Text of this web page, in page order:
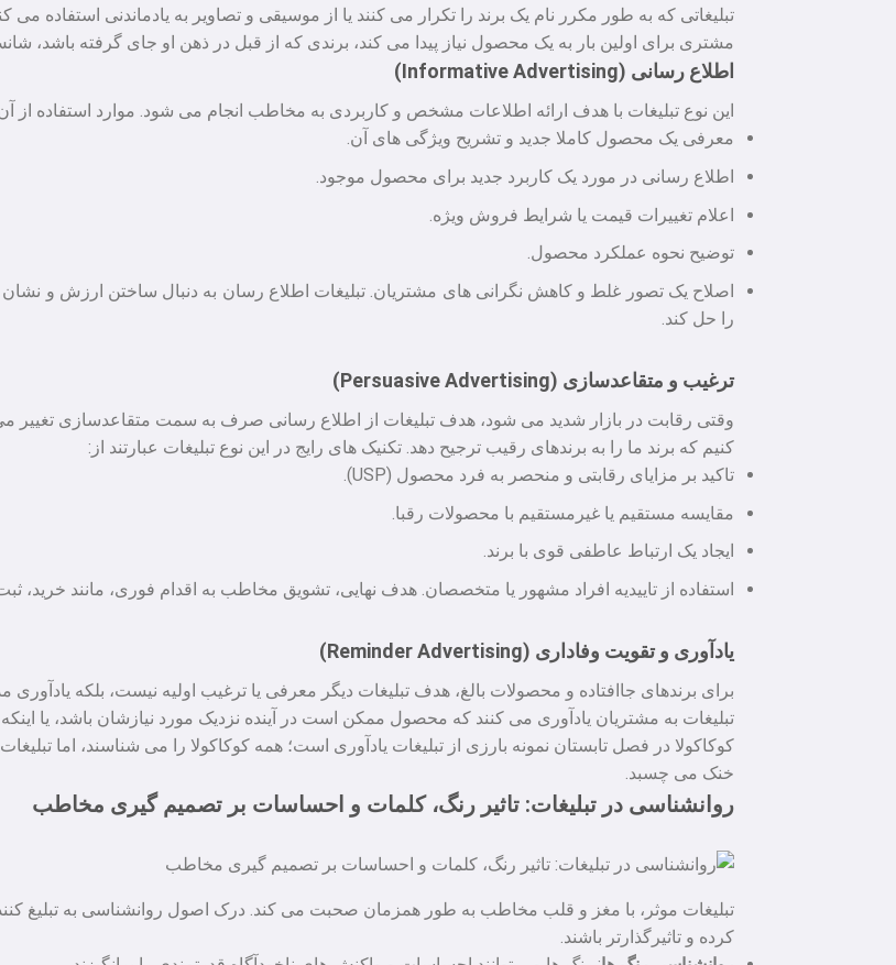
تبلیغاتی که به طور مکرر نام یک برند را تکرار می کنند یا از موسیقی و تصاویر به یادماندنی استفاده می
مشتری برای اولین بار به یک محصول نیاز پیدا می کند، برندی که از قبل در ذهن او جای گرفته باشد،
اطلاع رسانی (Informative Advertising)
این نوع تبلیغات با هدف ارائه اطلاعات مشخص و کاربردی به مخاطب انجام می شود. موارد استفاده از آن
معرفی یک محصول کاملا جدید و تشریح ویژگی های آن.
اطلاع رسانی در مورد یک کاربرد جدید برای محصول موجود.
اعلام تغییرات قیمت یا شرایط فروش ویژه.
توضیح نحوه عملکرد محصول.
اصلاح یک تصور غلط و کاهش نگرانی های مشتریان. تبلیغات اطلاع رسان به دنبال ساختن ارزش و
را حل کند.
ترغیب و متقاعدسازی (Persuasive Advertising)
وقتی رقابت در بازار شدید می شود، هدف تبلیغات از اطلاع رسانی صرف به سمت متقاعدسازی تغییر
کنیم که برند ما را به برندهای رقیب ترجیح دهد. تکنیک های رایج در این نوع تبلیغات عبارتند از:
تاکید بر مزایای رقابتی و منحصر به فرد محصول (USP).
مقایسه مستقیم یا غیرمستقیم با محصولات رقبا.
ایجاد یک ارتباط عاطفی قوی با برند.
استفاده از تاییدیه افراد مشهور یا متخصصان. هدف نهایی، تشویق مخاطب به اقدام فوری، مانند خرید،
یادآوری و تقویت وفاداری (Reminder Advertising)
برای برندهای جاافتاده و محصولات بالغ، هدف تبلیغات دیگر معرفی یا ترغیب اولیه نیست، بلکه
تبلیغات به مشتریان یادآوری می کنند که محصول ممکن است در آینده نزدیک مورد نیازشان باشد، یا اینکه
کوکاکولا در فصل تابستان نمونه بارزی از تبلیغات یادآوری است؛ همه کوکاکولا را می شناسند، اما
خنک می چسبد.
روانشناسی در تبلیغات: تاثیر رنگ، کلمات و احساسات بر تصمیم گیری مخاطب
تبلیغات موثر، با مغز و قلب مخاطب به طور همزمان صحبت می کند. درک اصول روانشناسی به تبلیغ
کرده و تاثیرگذارتر باشند.